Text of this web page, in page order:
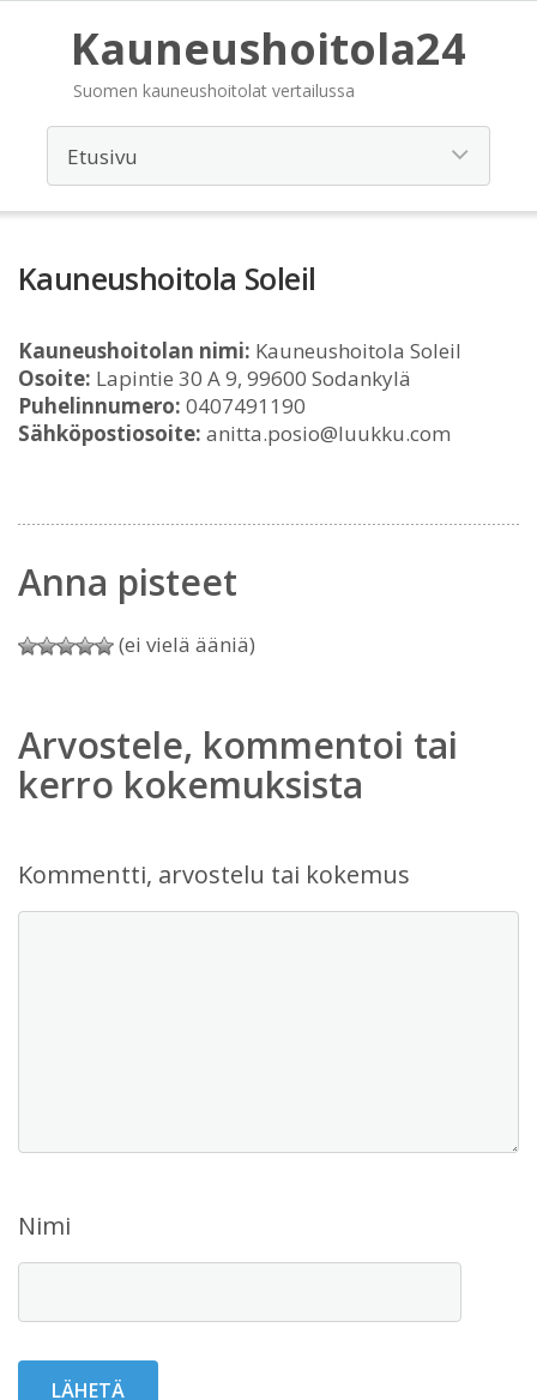
Kauneushoitola24
Suomen kauneushoitolat vertailussa
Kauneushoitola Soleil
Kauneushoitolan nimi: Kauneushoitola Soleil
Osoite: Lapintie 30 A 9, 99600 Sodankylä
Puhelinnumero: 0407491190
Sähköpostiosoite: anitta.posio@luukku.com
Anna pisteet
(ei vielä ääniä)
Arvostele, kommentoi tai
kerro kokemuksista
Kommentti, arvostelu tai kokemus
Nimi